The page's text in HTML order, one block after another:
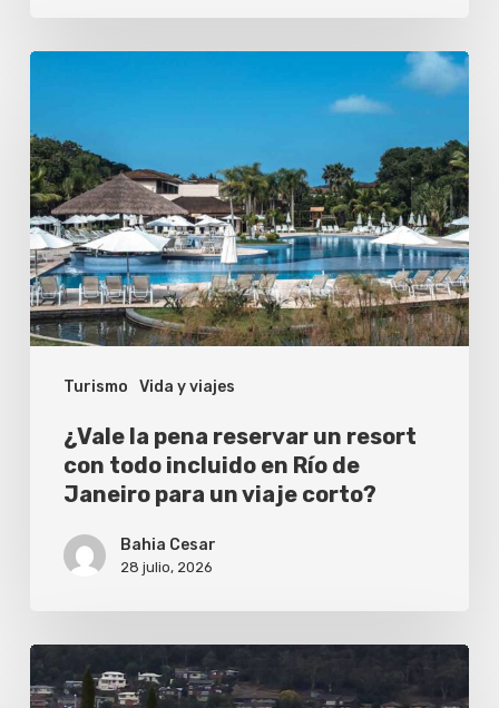
Turismo Vida y viajes
pena
reservar
un
resort
con
todo
incluido
Janeiro
¿Vale la pena reservar un resort
con todo incluido en Río de
Janeiro para un viaje corto?
Bahia Cesar
28 julio, 2026
El
China